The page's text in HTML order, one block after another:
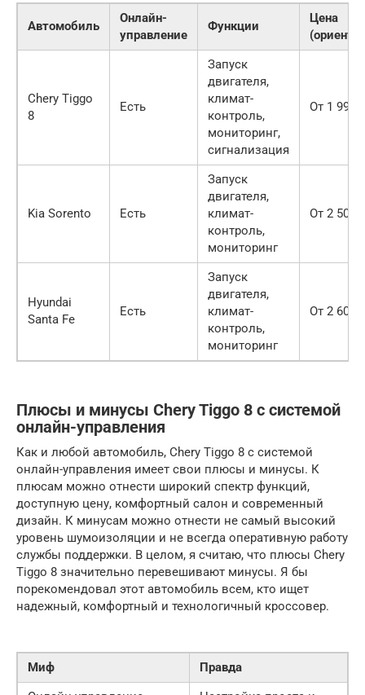
Автомобиль
Онлайн-
управление
Функции
Цена
Chery Tiggo
8
Есть
Запуск
двигателя,
климат-
контроль,
мониторинг,
сигнализация
От 1 999
Kia Sorento Есть
Запуск
двигателя,
климат-
контроль,
мониторинг
От 2 500
Hyundai
Santa Fe
Есть
Запуск
двигателя,
климат-
контроль,
мониторинг
От 2 600
Плюсы и минусы Chery Tiggo 8 с системой
онлайн-управления
Как и любой автомобиль, Chery Tiggo 8 с системой
онлайн-управления имеет свои плюсы и минусы. К
плюсам можно отнести широкий спектр функций,
доступную цену, комфортный салон и современный
дизайн. К минусам можно отнести не самый высокий
уровень шумоизоляции и не всегда оперативную работу
службы поддержки. В целом, я считаю, что плюсы Chery
Tiggo 8 значительно перевешивают минусы. Я бы
порекомендовал этот автомобиль всем, кто ищет
надежный, комфортный и технологичный кроссовер.
Миф
Правда